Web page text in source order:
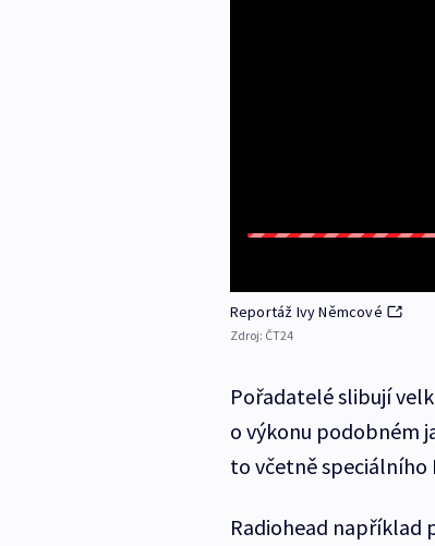
Reportáž Ivy Němcové
Zdroj: ČT24
Pořadatelé slibují
o výkonu podobném
to včetně speciálního
Radiohead například